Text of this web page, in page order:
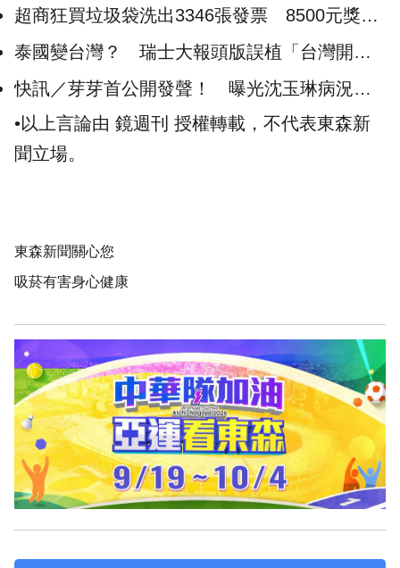
超商狂買垃圾袋洗出3346張發票 8500元獎金
全沒收
泰國變台灣？ 瑞士大報頭版誤植「台灣開戰
柬埔寨又停火」
快訊／芽芽首公開發聲！ 曝光沈玉琳病況：
讓祝福成最強大力量
•以上言論由 鏡週刊 授權轉載，不代表東森新
聞立場。
東森新聞關心您
吸菸有害身心健康